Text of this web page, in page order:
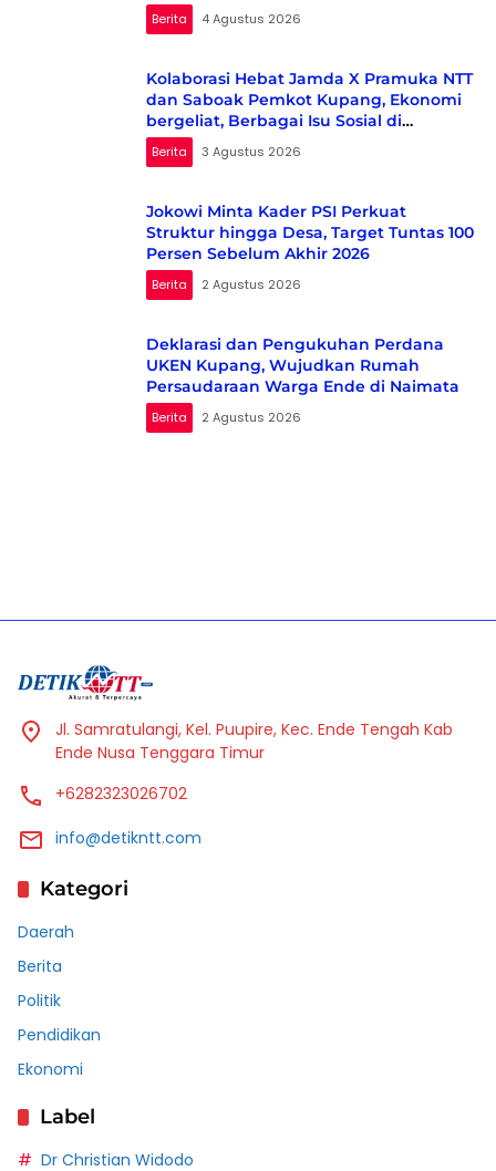
Berita 4 Agustus 2026
Kolaborasi Hebat Jamda X Pramuka NTT
dan Saboak Pemkot Kupang, Ekonomi
bergeliat, Berbagai Isu Sosial di
Kampanyekan
Berita 3 Agustus 2026
Jokowi Minta Kader PSI Perkuat
Struktur hingga Desa, Target Tuntas 100
Persen Sebelum Akhir 2026
Berita 2 Agustus 2026
Deklarasi dan Pengukuhan Perdana
UKEN Kupang, Wujudkan Rumah
Persaudaraan Warga Ende di Naimata
Berita 2 Agustus 2026
Jl. Samratulangi, Kel. Puupire, Kec. Ende Tengah Kab
Ende Nusa Tenggara Timur
+6282323026702
info@detikntt.com
Kategori
Daerah
Berita
Politik
Pendidikan
Ekonomi
Label
Dr Christian Widodo